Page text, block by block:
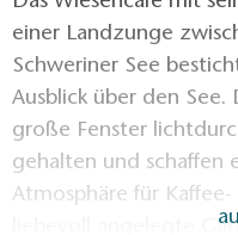
einer Landzunge
Schweriner See
Ausblick über den
große Fenster
gehalten und schaffen
Atmosphäre für
liebevoll angelegte